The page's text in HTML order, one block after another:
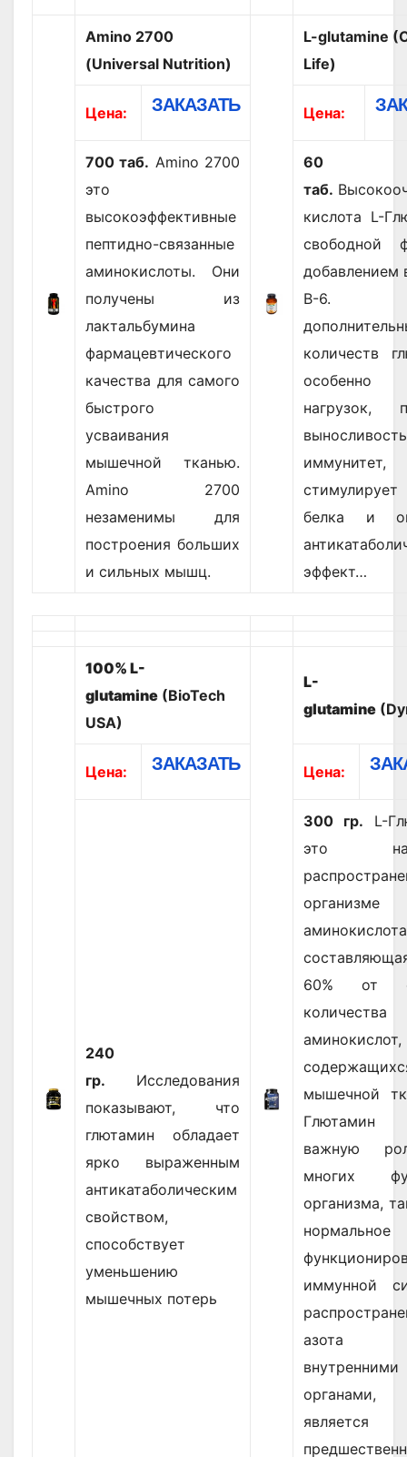
Amino 2700
(Universal Nutrition)
L-glutamine
Life)
Цена: ЗАКАЗАТЬ Цена:
700 таб. Amino 2700
это
высокоэффективные
пептидно-связанные
аминокислоты. Они
получены из
лактальбумина
фармацевтического
качества для самого
быстрого
усваивания
мышечной тканью.
Amino 2700
незаменимы для
построения больших
и сильных мышц.
60
таб.
кислота L-
свободной
добавлением
В-6.
количеств
особенно
нагрузок,
иммунитет,
белка и
эффект…
100% L-
glutamine (BioTech
USA)
L-
glutamine
Цена: ЗАКАЗАТЬ Цена:
240
гр. Исследования
показывают, что
глютамин обладает
ярко выраженным
антикатаболическим
свойством,
способствует
уменьшению
мышечных потерь
300 гр. L-
это
организме
60% от
количества
аминокислот,
мышечной
Глютамин
важную
многих
организма,
нормальное
иммунной
азота
внутренними
является